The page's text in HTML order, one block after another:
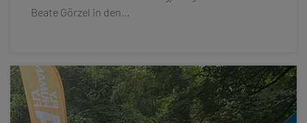
Beate Görzel in den…